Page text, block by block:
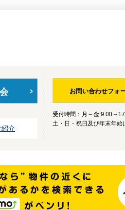
紹介
お問い合わせフォ
受付時間：月～金 9:00～
土・日・祝日及び年末年始